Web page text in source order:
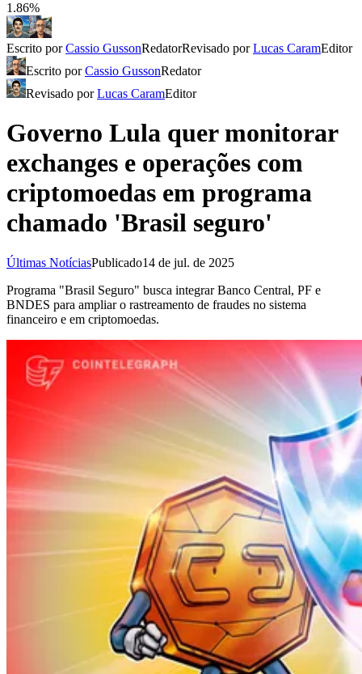
1.86%
Escrito porCassio GussonRedatorRevisado porLucas CaramEditor
Escrito porCassio GussonRedator
Revisado porLucas CaramEditor
Governo Lula quer monitorar
exchanges e operações com
criptomoedas em programa
chamado 'Brasil seguro'
Últimas NotíciasPublicado14 de jul. de 2025
Programa "Brasil Seguro" busca integrar Banco Central, PF e
BNDES para ampliar o rastreamento de fraudes no sistema
financeiro e em criptomoedas.